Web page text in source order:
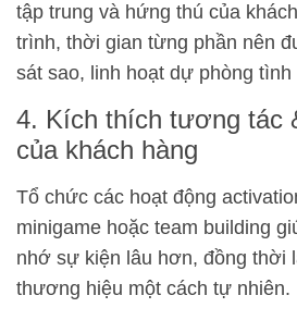
tập trung và hứng thú của
trình, thời gian từng phần nên
sát sao, linh hoạt dự phòng tình
4. Kích thích tương tác
của khách hàng
Tổ chức các hoạt động
minigame hoặc team building
nhớ sự kiện lâu hơn, đồng thời
thương hiệu một cách tự nhiên.